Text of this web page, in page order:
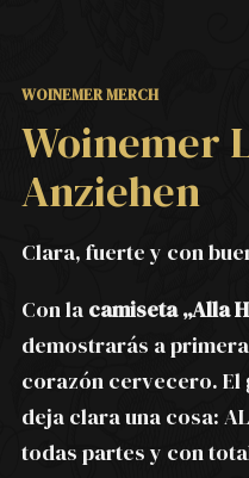
WOINEMER MERCH
Woinemer
Anziehen
Clara, fuerte y con
Con la camiseta „Alla
demostrarás a
corazón cervecero. El
deja clara una cosa:
todas partes y con